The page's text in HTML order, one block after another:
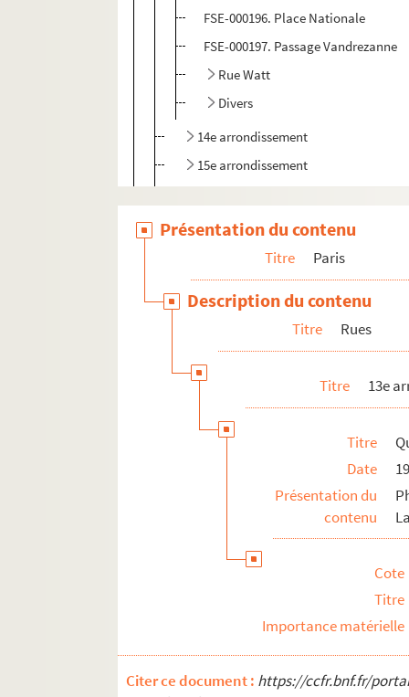
FSE-000196. Place Nationale
FSE-000197. Passage Vandrezanne
Rue Watt
Divers
14e arrondissement
15e arrondissement
17e arrondissement
18e arrondissement
19e arrondissement
20e arrondissement
La Seine
Lieux de culte
Présentation du contenu
Titre Paris
Description du contenu
Titre Rues
Titre 13e
Titre
Date
Présentation du
contenu
Cote
Titre
Importance matérielle
Citer ce document : https://ccfr.bnf.fr/